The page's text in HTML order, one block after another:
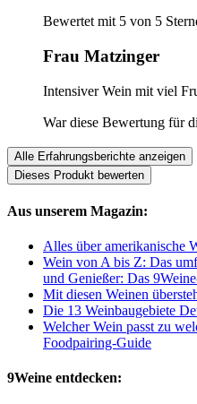
Bewertet mit 5 von 5
Frau Matzinger
Intensiver Wein mit viel
War diese Bewertung für
Alle Erfahrungsberichte anzeigen
Dieses Produkt bewerten
Aus unserem Magazin:
Alles über amerikanische
Wein von A bis Z: Das
und Genießer: Das
Mit diesen Weinen
Die 13 Weinbaugebiete
Welcher Wein passt zu
Foodpairing-Guide
9Weine entdecken: